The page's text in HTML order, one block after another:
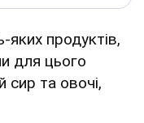
продуктів,
для цього
сир та овочі,